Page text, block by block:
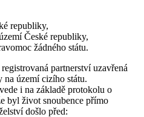
republiky,
České republiky,
žádného státu.
partnerství uzavřená
na území cizího státu.
i na základě protokolu o
byl život snoubence přímo
došlo před: